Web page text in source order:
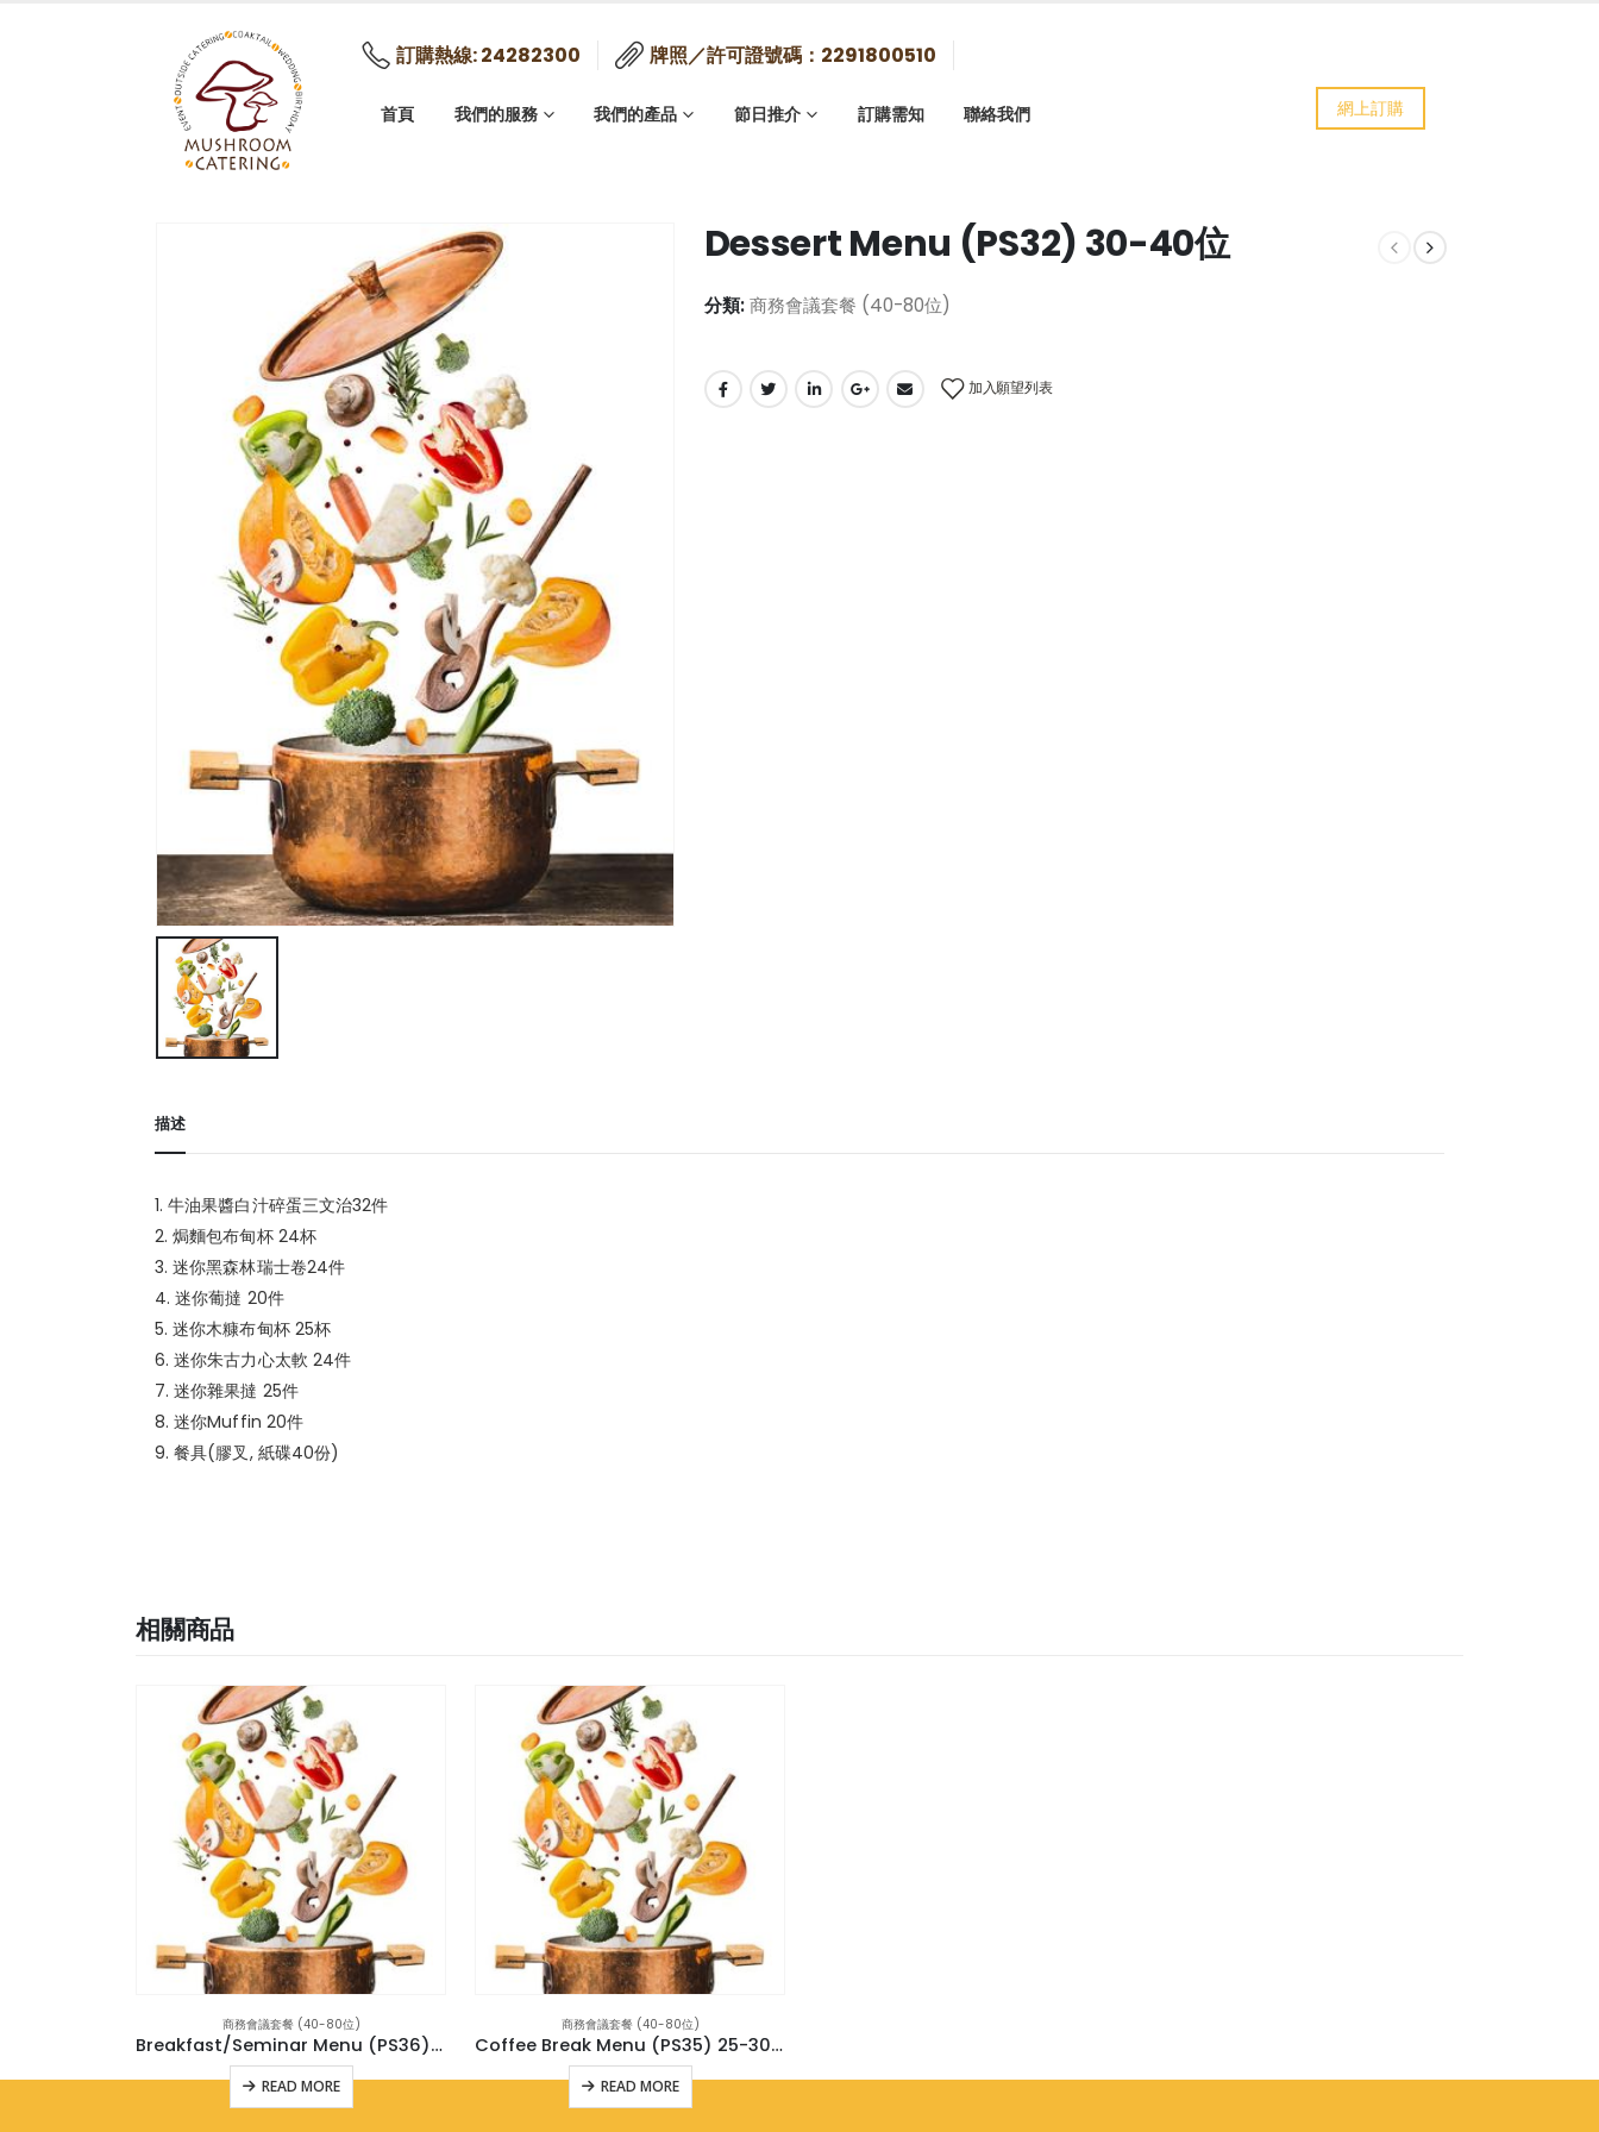
訂購熱線: 24282300 牌照／許可證號碼：2291800510
首頁 我們的服務 我們的產品 節日推介 訂購需知 聯絡我們 網上訂購
Dessert Menu (PS32) 30-40位
分類:商務會議套餐 (40-80位)
加入願望列表
描述
1. 牛油果醬白汁碎蛋三文治32件
2. 焗麵包布甸杯 24杯
3. 迷你黑森林瑞士卷24件
4. 迷你葡撻 20件
5. 迷你木糠布甸杯 25杯
6. 迷你朱古力心太軟 24件
7. 迷你雜果撻 25件
8. 迷你Muffin 20件
9. 餐具(膠叉, 紙碟40份)
相關商品
商務會議套餐 (40-80位)
Breakfast/Seminar Menu (PS36) 30位
READ MORE
商務會議套餐 (40-80位)
Coffee Break Menu (PS35) 25-30位
READ MORE